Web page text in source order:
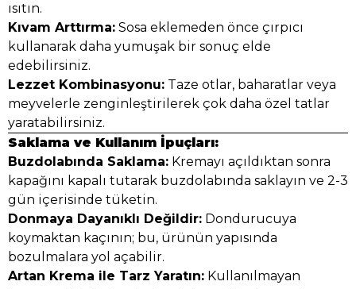
ısıtın.
Kıvam Arttırma: Sosa eklemeden önce çırpıcı
kullanarak daha yumuşak bir sonuç elde
edebilirsiniz.
Lezzet Kombinasyonu: Taze otlar, baharatlar veya
meyvelerle zenginleştirilerek çok daha özel tatlar
yaratabilirsiniz.
Saklama ve Kullanım İpuçları:
Buzdolabında Saklama: Kremayı açıldıktan sonra
kapağını kapalı tutarak buzdolabında saklayın ve 2-3
gün içerisinde tüketin.
Donmaya Dayanıklı Değildir: Dondurucuya
koymaktan kaçının; bu, ürünün yapısında
bozulmalara yol açabilir.
Artan Krema ile Tarz Yaratın: Kullanılmayan